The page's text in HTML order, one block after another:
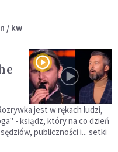
/ kw
jest w rękach ludzi,
- ksiądz, który na co dzień
publiczności i... setki